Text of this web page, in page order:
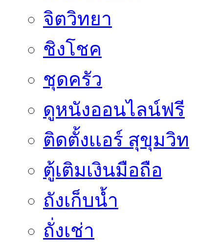
จิตวิทยา
ชิงโชค
ชุดครัว
ดูหนังออนไลน์ฟรี
ติดตั้งเเอร์ สุขุมวิท
ตู้เติมเงินมือถือ
ถังเก็บน้ำ
ถั่งเช่า